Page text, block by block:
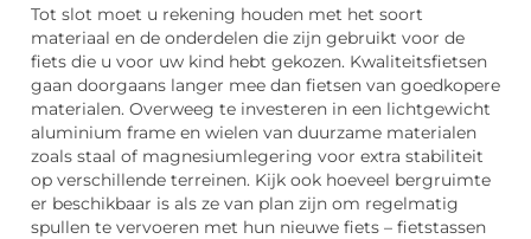
Tot slot moet u rekening houden met het soort
materiaal en de onderdelen die zijn gebruikt voor de
fiets die u voor uw kind hebt gekozen. Kwaliteitsfietsen
gaan doorgaans langer mee dan fietsen van goedkopere
materialen. Overweeg te investeren in een lichtgewicht
aluminium frame en wielen van duurzame materialen
zoals staal of magnesiumlegering voor extra stabiliteit
op verschillende terreinen. Kijk ook hoeveel bergruimte
er beschikbaar is als ze van plan zijn om regelmatig
spullen te vervoeren met hun nieuwe fiets – fietstassen